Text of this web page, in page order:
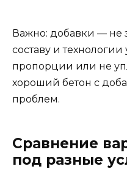
Важно: добавки — не
составу и
пропорции или не
хороший бетон с
проблем.
Сравнение
под разные